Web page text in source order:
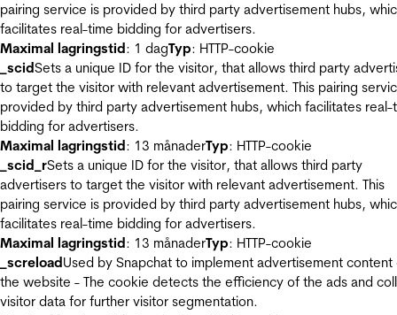
pairing service is provided by third party advertisement hubs,
facilitates real-time bidding for advertisers.
Maximal lagringstid: 1 dagTyp: HTTP-cookie
_scidSets a unique ID for the visitor, that allows third party
to target the visitor with relevant advertisement. This pairing
provided by third party advertisement hubs, which facilitates real-
bidding for advertisers.
Maximal lagringstid: 13 månaderTyp: HTTP-cookie
_scid_rSets a unique ID for the visitor, that allows third party
advertisers to target the visitor with relevant advertisement. This
pairing service is provided by third party advertisement hubs,
facilitates real-time bidding for advertisers.
Maximal lagringstid: 13 månaderTyp: HTTP-cookie
_screloadUsed by Snapchat to implement advertisement content
the website - The cookie detects the efficiency of the ads and
visitor data for further visitor segmentation.